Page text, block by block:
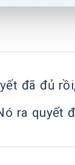
đã đủ
ra quyết